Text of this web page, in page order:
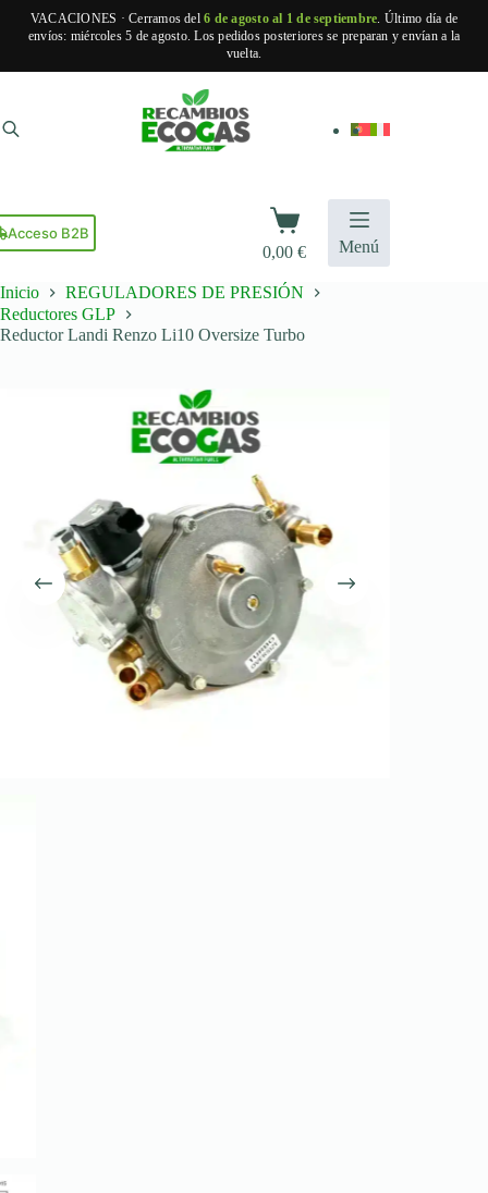
VACACIONES · Cerramos del6 de agosto al 1 de septiembre. Último día de
envíos: miércoles 5 de agosto. Los pedidos posteriores se preparan y envían a la
vuelta.
contenido
Acceso B2B
Carro
de
compra
0,00€ Menú
Inicio
REGULADORES DE PRESIÓN
Reductores GLP
Reductor Landi Renzo Li10 Oversize Turbo